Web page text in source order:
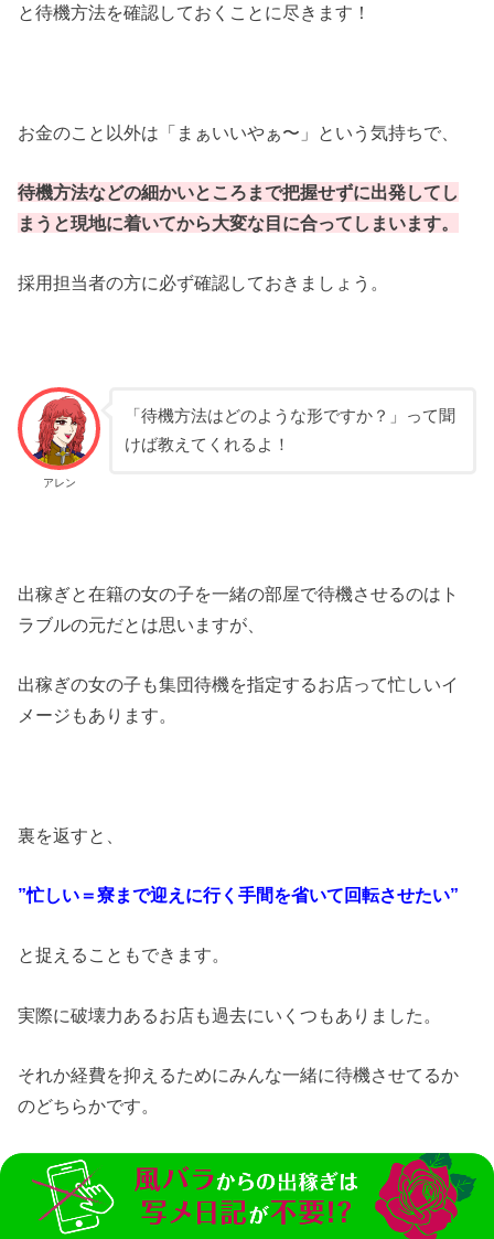
と待機方法を確認しておくことに尽きます！
お金のこと以外は「まぁいいやぁ〜」という気持ちで、
待機方法などの細かいところまで把握せずに出発してし
まうと現地に着いてから大変な目に合ってしまいます。
採用担当者の方に必ず確認しておきましょう。
アレン
「待機方法はどのような形ですか？」って聞
けば教えてくれるよ！
出稼ぎと在籍の女の子を一緒の部屋で待機させるのはト
ラブルの元だとは思いますが、
出稼ぎの女の子も集団待機を指定するお店って忙しいイ
メージもあります。
裏を返すと、
”忙しい＝寮まで迎えに行く手間を省いて回転させたい”
と捉えることもできます。
実際に破壊力あるお店も過去にいくつもありました。
それか経費を抑えるためにみんな一緒に待機させてるか
のどちらかです。